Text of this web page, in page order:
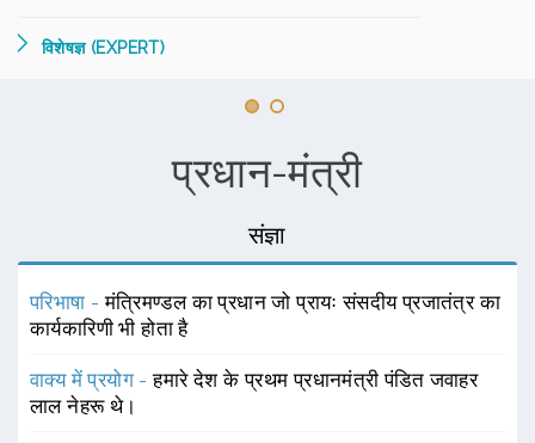
विशेषज्ञ (EXPERT)
प्रधान-मंत्री
संज्ञा
परिभाषा -मंत्रिमण्डल का प्रधान जो प्रायः संसदीय प्रजातंत्र का
कार्यकारिणी भी होता है
वाक्य में प्रयोग -हमारे देश के प्रथम प्रधानमंत्री पंडित जवाहर
लाल नेहरू थे।